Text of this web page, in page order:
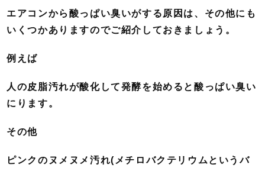
エアコンから酸っぱい臭いがする原因は、その他にも
いくつかありますのでご紹介しておきましょう。
例えば
人の皮脂汚れが酸化して発酵を始めると酸っぱい臭い
にります。
その他
ピンクのヌメヌメ汚れ(メチロバクテリウムというバ